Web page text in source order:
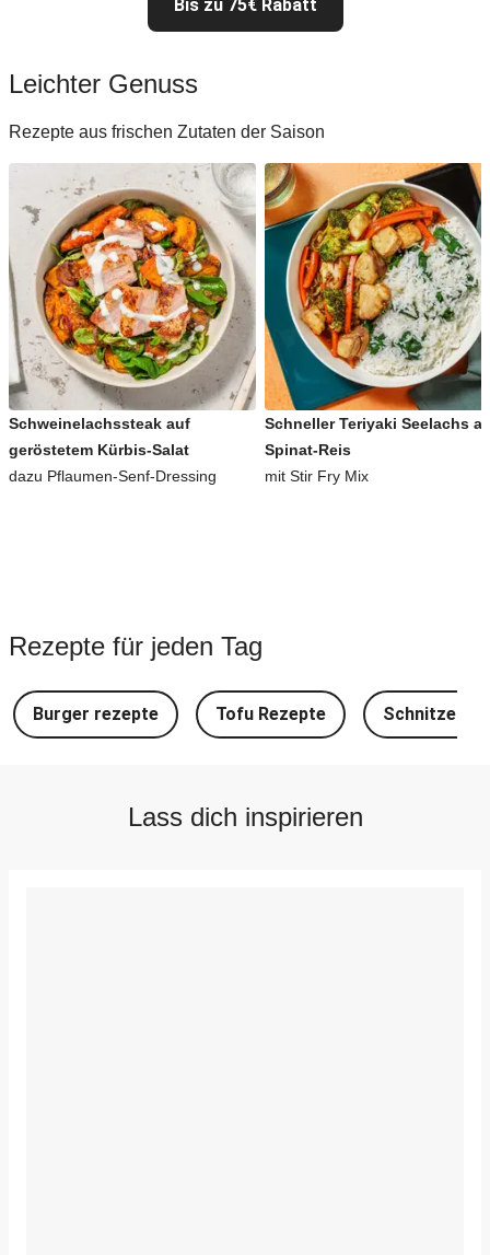
Bis zu 75€ Rabatt
Leichter Genuss
Rezepte aus frischen Zutaten der Saison
Schweinelachssteak auf
geröstetem Kürbis-Salat
dazu Pflaumen-Senf-Dressing
Schneller Teriyaki Seelachs
Spinat-Reis
mit Stir Fry Mix
Rezepte für jeden Tag
Burger rezepte Tofu Rezepte Schnitzel
Lass dich inspirieren